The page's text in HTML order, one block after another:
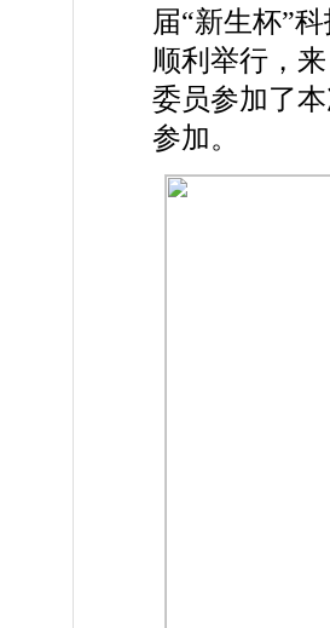
届“新生杯”
顺利举行，
委员参加了
参加。